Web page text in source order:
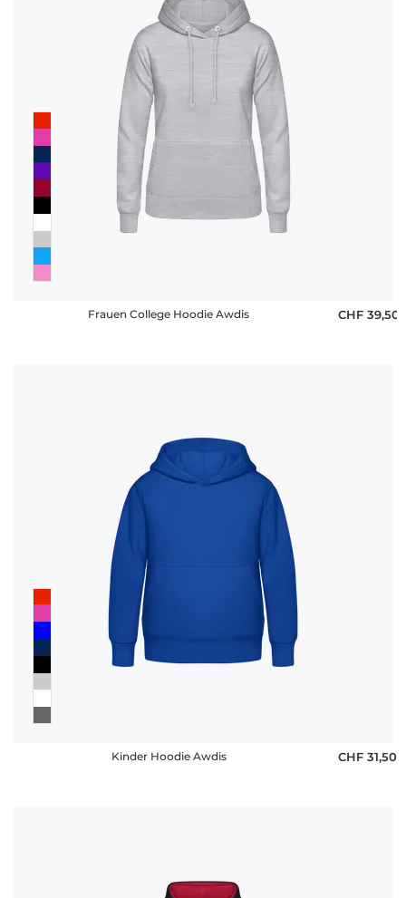
Frauen College Hoodie Awdis CHF 39,50
Kinder Hoodie Awdis CHF 31,50